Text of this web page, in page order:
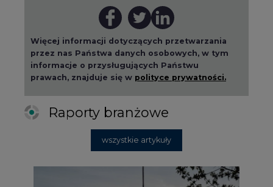
Więcej informacji dotyczących przetwarzania
przez nas Państwa danych osobowych, w tym
informacje o przysługujących Państwu
prawach, znajduje się w polityce prywatności.
Raporty branżowe
wszystkie artykuły